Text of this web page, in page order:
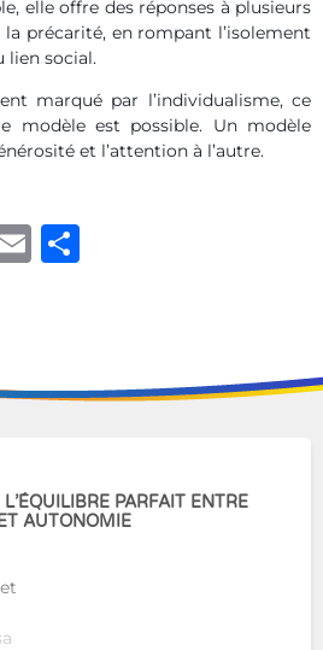
elle offre des réponses à plusieurs
précarité, en rompant l’isolement
lien social.
marqué par l’individualisme, ce
modèle est possible. Un modèle
et l’attention à l’autre.
Email
PARFAIT ENTRE
AUTONOMIE